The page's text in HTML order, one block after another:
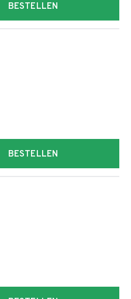
BESTELLEN
BESTELLEN